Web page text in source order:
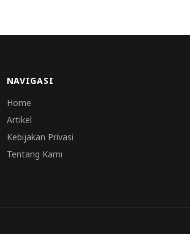
NAVIGASI
Home
Artikel
Kebijakan Privasi
Tentang Kami